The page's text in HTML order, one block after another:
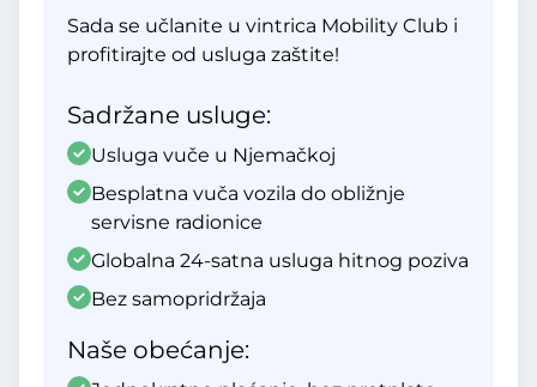
Sada se učlanite u vintrica Mobility Club i
profitirajte od usluga zaštite!
Sadržane usluge:
Usluga vuče u Njemačkoj
Besplatna vuča vozila do obližnje
servisne radionice
Globalna 24-satna usluga hitnog poziva
Bez samopridržaja
Naše obećanje: